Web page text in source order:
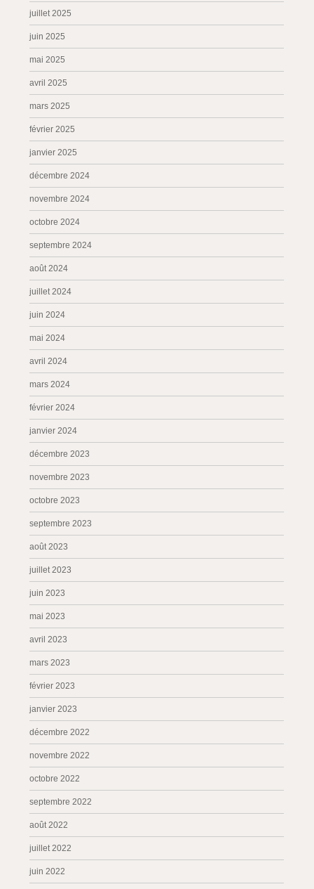
juillet 2025
juin 2025
mai 2025
avril 2025
mars 2025
février 2025
janvier 2025
décembre 2024
novembre 2024
octobre 2024
septembre 2024
août 2024
juillet 2024
juin 2024
mai 2024
avril 2024
mars 2024
février 2024
janvier 2024
décembre 2023
novembre 2023
octobre 2023
septembre 2023
août 2023
juillet 2023
juin 2023
mai 2023
avril 2023
mars 2023
février 2023
janvier 2023
décembre 2022
novembre 2022
octobre 2022
septembre 2022
août 2022
juillet 2022
juin 2022